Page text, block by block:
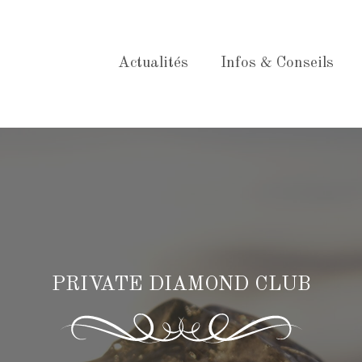
Actualités Infos & Conseils
PRIVATE DIAMOND CLUB